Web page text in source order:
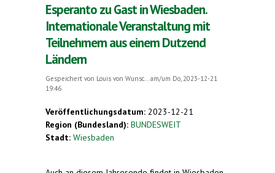
Esperanto zu Gast in Wiesbaden.
Internationale Veranstaltung mit
Teilnehmern aus einem Dutzend
Ländern
Gespeichert von Louis von Wunsc...
am/um Do, 2023-12-21
19:46
Veröffentlichungsdatum: 2023-12-21
Region (Bundesland): BUNDESWEIT
Stadt: Wiesbaden